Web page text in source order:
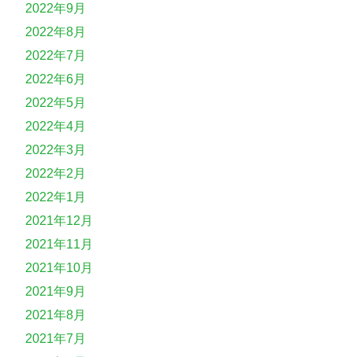
2022年9月
2022年8月
2022年7月
2022年6月
2022年5月
2022年4月
2022年3月
2022年2月
2022年1月
2021年12月
2021年11月
2021年10月
2021年9月
2021年8月
2021年7月